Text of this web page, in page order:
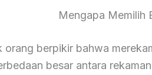
Mengapa Memilih
orang berpikir bahwa
besar antara